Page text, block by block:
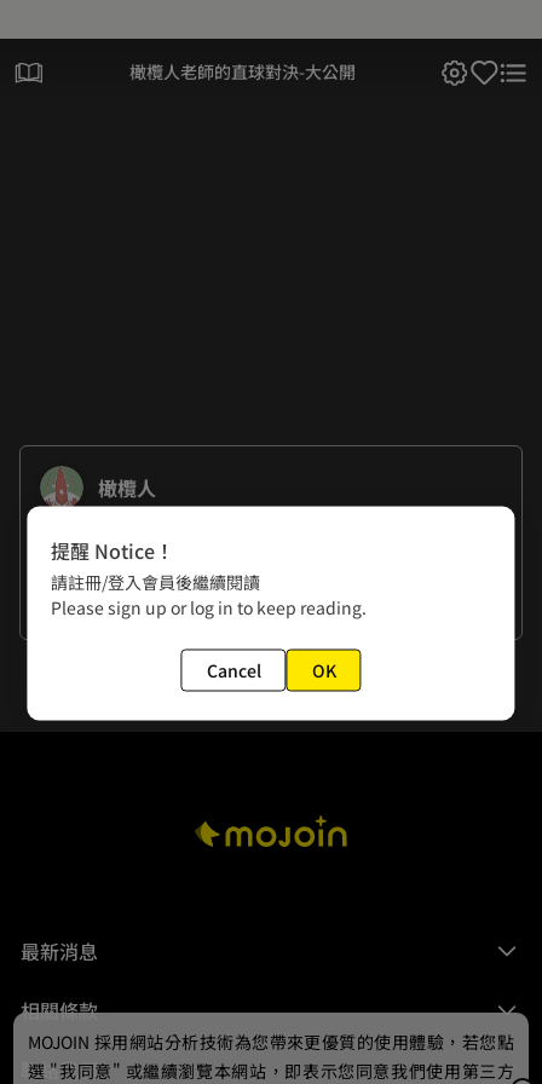
橄欖人老師的直球對決-大公開
橄欖人
作者的話
漫畫星邀請到柴郎的人氣老師橄欖人，來參加直球對決問答武
道館，回答你各種心裡想問的問題！
最高人氣的七月草、霹靂卡霹靂拉拉、今天好冷、沒睡飽的卡
比獸、Pecicod、e8n910000、strawcolastar
看更多
最新消息
相關條款
聯絡我們
MOJOIN 採用網站分析技術為您帶來更優質的使用體驗，若您點
選 "我同意" 或繼續瀏覽本網站，即表示您同意我們使用第三方
提醒 Notice！
請註冊/登入會員後繼續閱讀
Please sign up or log in to keep reading.
Cancel OK